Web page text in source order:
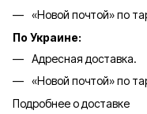
«Новой почтой» по
По Украине:
Адресная доставка.
«Новой почтой» по
Подробнее о доставке